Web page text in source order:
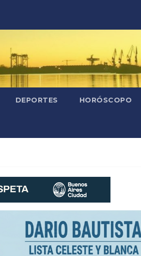
DEPORTES HORÓSCOPO